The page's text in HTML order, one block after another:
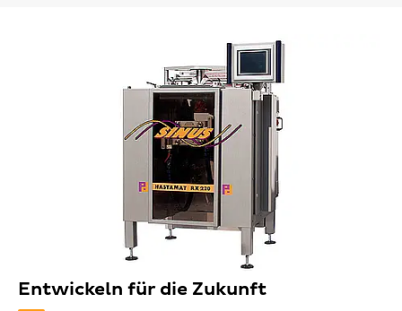
Entwickeln für die Zukunft